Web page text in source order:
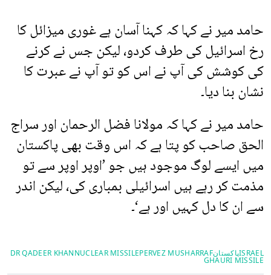
حامد میر نے کہا کہ کہنا آسان ہے غوری میزائل کا
رخ اسرائیل کی طرف کردو، لیکن جس نے کرنے
کی کوشش کی آپ نے اس کو تو آپ نے عبرت کا
نشان بنا دیا۔
حامد میر نے کہا کہ مولانا فضل الرحمان اور سراج
الحق صاحب کو پتا ہے کہ اس وقت بھی پاکستان
میں ایسے لوگ موجود ہیں جو ’اوپر اوپر سے تو
مذمت کر رہے ہیں اسرائیلی بمباری کی، لیکن اندر
سے ان کا دل کہیں اور ہے‘۔
ISRAELپاکستانPERVEZ MUSHARRAF
NUCLEAR MISSILE
DR QADEER KHAN
GHAURI MISSILE